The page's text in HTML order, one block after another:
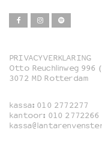
Film
Familie
Film in English
PRIVACYVERKLARING
Otto Reuchlinweg 996
3072 MD Rotterdam
kassa: 010 2772277
kantoor: 010 2772266